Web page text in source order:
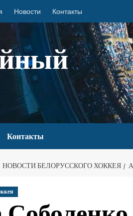
Новости Контакты
Контакты
НОВОСТИ БЕЛОРУССКОГО ХОККЕЯ